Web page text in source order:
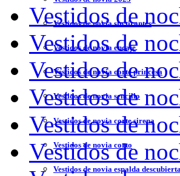
Vestidos de novia sin tirantes
Vestidos de novia encaje
Vestidos de novia corte princesa
Vestidos de novia sencillo
Vestidos de novia corte sirena
Vestidos de novia corto
Vestidos de novia espalda
Vestidos de
Vestidos de
Vestidos de
Vestidos de
Vestidos de
Vestidos de